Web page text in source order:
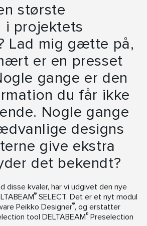
største
i projektets
Lad mig gætte på,
er en presset
gange er den
du får ikke
Nogle gange
designs
give ekstra
det bekendt?
disse kvaler, har vi udgivet den nye
® SELECT. Det er et nyt modul
Peikko Designer®, og erstatter
tool DELTABEAM® Preselection